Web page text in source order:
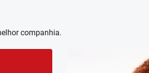
companhia.